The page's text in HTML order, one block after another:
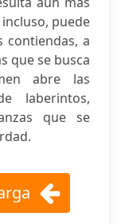
puede
contiendas, a
que se busca
abre las
laberintos,
que se